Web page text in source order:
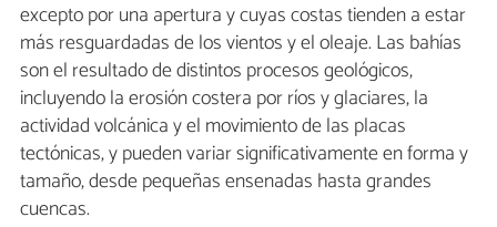
excepto por una apertura y cuyas costas tienden a estar
más resguardadas de los vientos y el oleaje. Las bahías
son el resultado de distintos procesos geológicos,
incluyendo la erosión costera por ríos y glaciares, la
actividad volcánica y el movimiento de las placas
tectónicas, y pueden variar significativamente en forma y
tamaño, desde pequeñas ensenadas hasta grandes
cuencas.